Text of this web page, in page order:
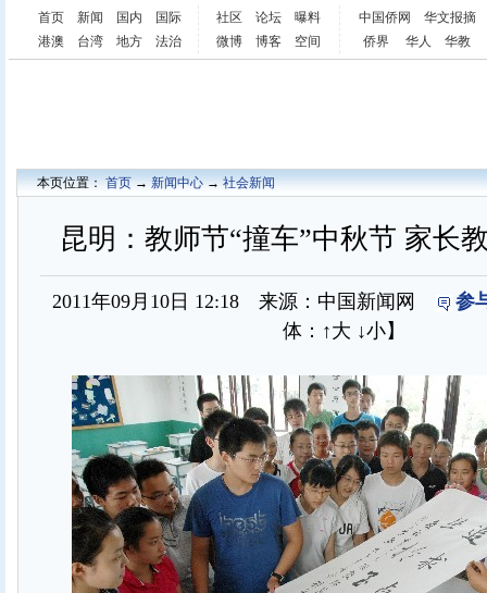
首页 新闻 国内
国际
港澳
台湾 地方 法治
社区 论坛
曝料
微博
博客 空间
中国侨网
华文报摘
侨界
华人 华教
本页位置：首页→新闻中心→社会新闻
昆明：教师节“撞车”中秋节 家长
2011年09月10日 12:18 来源：中国新闻网
参
体： ↑大 ↓小】